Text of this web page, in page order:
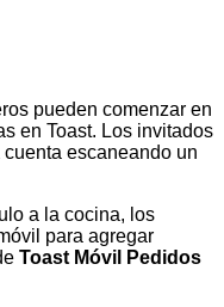
pueden comenzar en
en Toast. Los invitados
escaneando un
a la cocina, los
para agregar
Toast Móvil Pedidos